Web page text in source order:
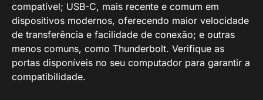
compatível; USB-C, mais recente e comum em
dispositivos modernos, oferecendo maior velocidade
de transferência e facilidade de conexão; e outras
menos comuns, como Thunderbolt. Verifique as
portas disponíveis no seu computador para garantir a
compatibilidade.